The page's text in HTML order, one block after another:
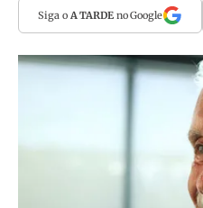
Siga o A TARDEno Google